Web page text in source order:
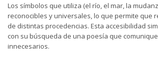
Los símbolos que utiliza (el río, el mar, la
reconocibles y universales, lo que permite que
de distintas procedencias. Esta accesibilidad
con su búsqueda de una poesía que
innecesarios.